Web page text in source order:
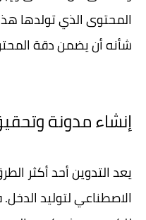
المحتوى الذي تولدها
شأنه أن يضمن دقة
إنشاء مدونة
يعد التدوين أحد أكثر
الاصطناعي لتوليد